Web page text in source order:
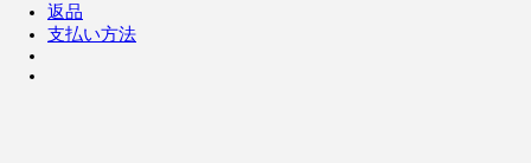
返品
支払い方法